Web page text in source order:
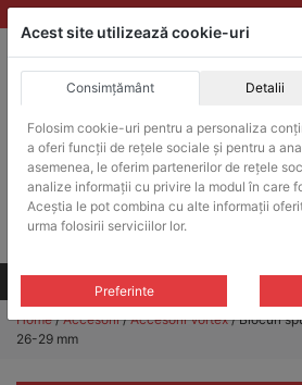
Skip
to
ACHIZITII PUBLICE
Produsele pot fi achizitionate si in
Products
search
Toate produsele
Home/Accesorii/Accesorii Vortex/ Blocuri
26-29 mm
Acest site utilizează cookie-uri
Consimțământ Detalii
Folosim cookie-uri pentru a personaliza
a oferi funcții de rețele sociale și pentru a
asemenea, le oferim partenerilor de rețele
analize informații cu privire la modul în care
Aceștia le pot combina cu alte informații
urma folosirii serviciilor lor.
Preferinte